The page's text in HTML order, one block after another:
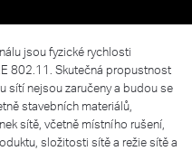
jsou fyzické rychlosti
802.11. Skutečná propustnost
sítí nejsou zaručeny a budou se
stavebních materiálů,
sítě, včetně místního rušení,
složitosti sítě a režie sítě a